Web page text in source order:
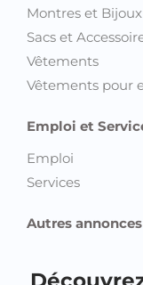
Montres et Bijoux
Sacs et
Vêtements
Vêtements pour
Emploi et
Emploi
Services
Autres annonces